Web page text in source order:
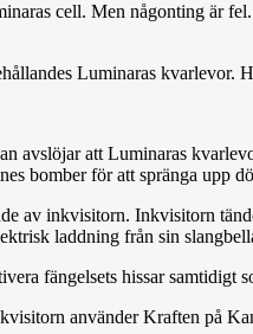
cell. Men någonting är
Luminaras kvarlevor.
avslöjar att Luminaras
bomber för att spränga upp
av inkvisitorn. Inkvisitorn
laddning från sin
fängelsets hissar samtidigt
använder Kraften på